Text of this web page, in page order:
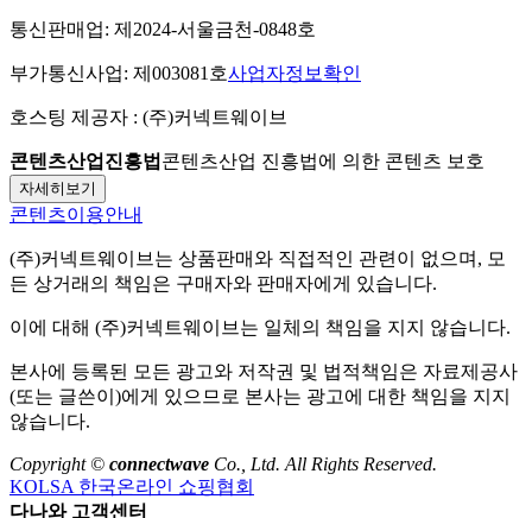
통신판매업: 제2024-서울금천-0848호
부가통신사업: 제003081호사업자정보확인
호스팅 제공자 : (주)커넥트웨이브
콘텐츠산업진흥법 콘텐츠산업 진흥법에 의한 콘텐츠 보호
자세히보기
콘텐츠이용안내
(주)커넥트웨이브 는 상품판매와 직접적인 관련이 없으며, 모
든 상거래의 책임은 구매자와 판매자에게 있습니다.
이에 대해 (주)커넥트웨이브 는 일체의 책임을 지지 않습니다.
본사에 등록된 모든 광고와 저작권 및 법적책임은 자료제공사
(또는 글쓴이)에게 있으므로 본사는 광고에 대한 책임을 지지
않습니다.
Copyright © connectwave Co., Ltd. All Rights Reserved.
KOLSA 한국온라인 쇼핑협회
다나와 고객센터